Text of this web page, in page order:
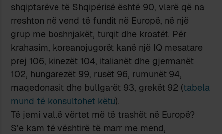
shqiptarëve të Shqipërisë është 90, vlerë që na
rreshton në vend të fundit në Europë, në një
grup me boshnjakët, turqit dhe kroatët. Për
krahasim, koreanojugorët kanë një IQ mesatare
prej 106, kinezët 104, italianët dhe gjermanët
102, hungarezët 99, rusët 96, rumunët 94,
maqedonasit dhe bullgarët 93, grekët 92 (tabela
mund të konsultohet këtu).
Të jemi vallë vërtet më të trashët në Europë?
S’e kam të vështirë të marr me mend,